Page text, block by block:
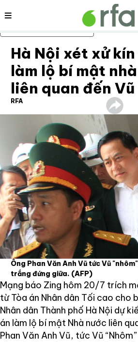
Bỏ qua nội dung chính
Nội dung
Hà Nội xét xử kín
làm lộ bí mật
liên quan đến Vũ
RFA
Ông Phan Văn Anh Vũ tức Vũ
trắng đứng giữa. (AFP)
Mạng báo Zing hôm 20/7 trích
từ Tòa án Nhân dân Tối cao cho
Nhân dân Thành phố Hà Nội dự
án làm lộ bí mật Nhà nước liên
Phan Văn Anh Vũ, tức Vũ